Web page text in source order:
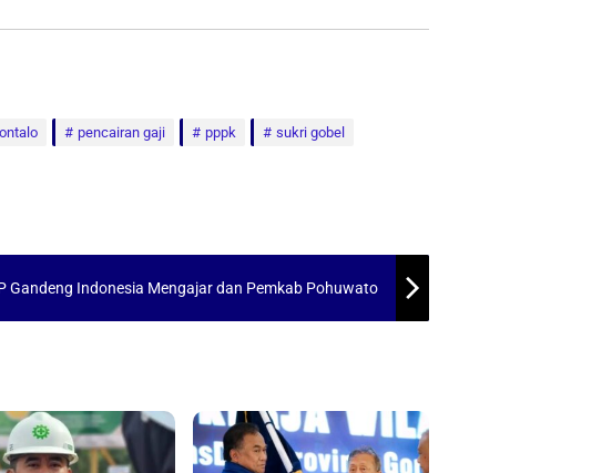
pencairan gaji pppk sukri gobel
Gandeng Indonesia Mengajar dan Pemkab Pohuwato